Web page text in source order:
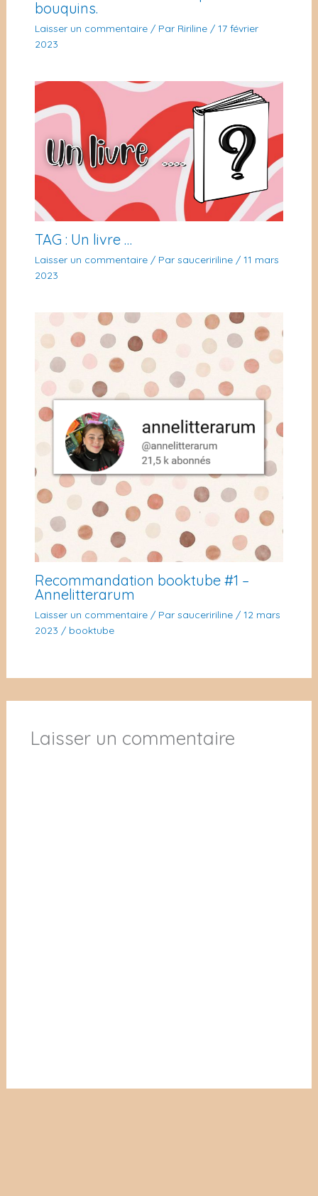
bouquins.
Laisser un commentaire / Par Ririline / 17 février
2023
TAG : Un livre …
Laisser un commentaire / Par sauceririline / 11 mars
2023
Recommandation booktube #1 –
Annelitterarum
Laisser un commentaire / Par sauceririline / 12 mars
2023 / booktube
Laisser un commentaire